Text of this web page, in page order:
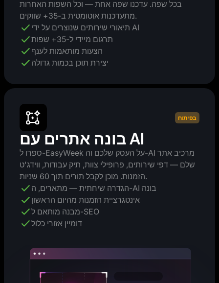
בכל שפה. עדכנו שפה אחת — וכל השפות האחרות
מתעדכנות אוטומטית ב-35+ שווקים.
תיאורי שירותים שנוצרים על ידי AI
תרגום מיידי ל-35+ שפות
הצעות מותאמות לענף
יצירת תוכן בכמות גדולה
בפיתוח
בונה אתרים עם AI
ספרו ל-EasyWeek על העסק שלכם וה-AI מרכיב אתר
שלם — דפי שירותים, פרופילי צוות, תיק עבודות, ווידג'ט
הזמנות. מוכן לקבל תורים תוך 60 שניות.
הגדרה שיחתית — מתארים, ה-AI בונה
אינטגרציית הזמנות מהיום הראשון
מבנה מותאם ל-SEO
דומיין אזורי כלול